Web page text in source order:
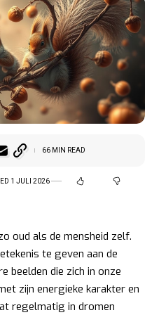
1 JULI 2026
66 MIN READ
oud als de mensheid zelf.
te geven aan de
beelden die zich in onze
zijn energieke karakter en
regelmatig in dromen